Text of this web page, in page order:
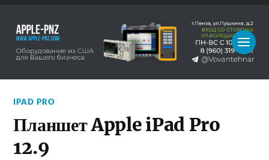
IPAD PRO
Планшет Apple iPad Pro
12.9